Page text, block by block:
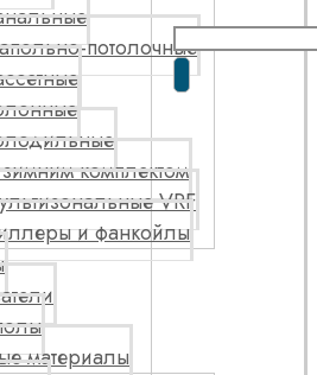
потолочные
комплектом
VRF
и фанкойлы
материалы